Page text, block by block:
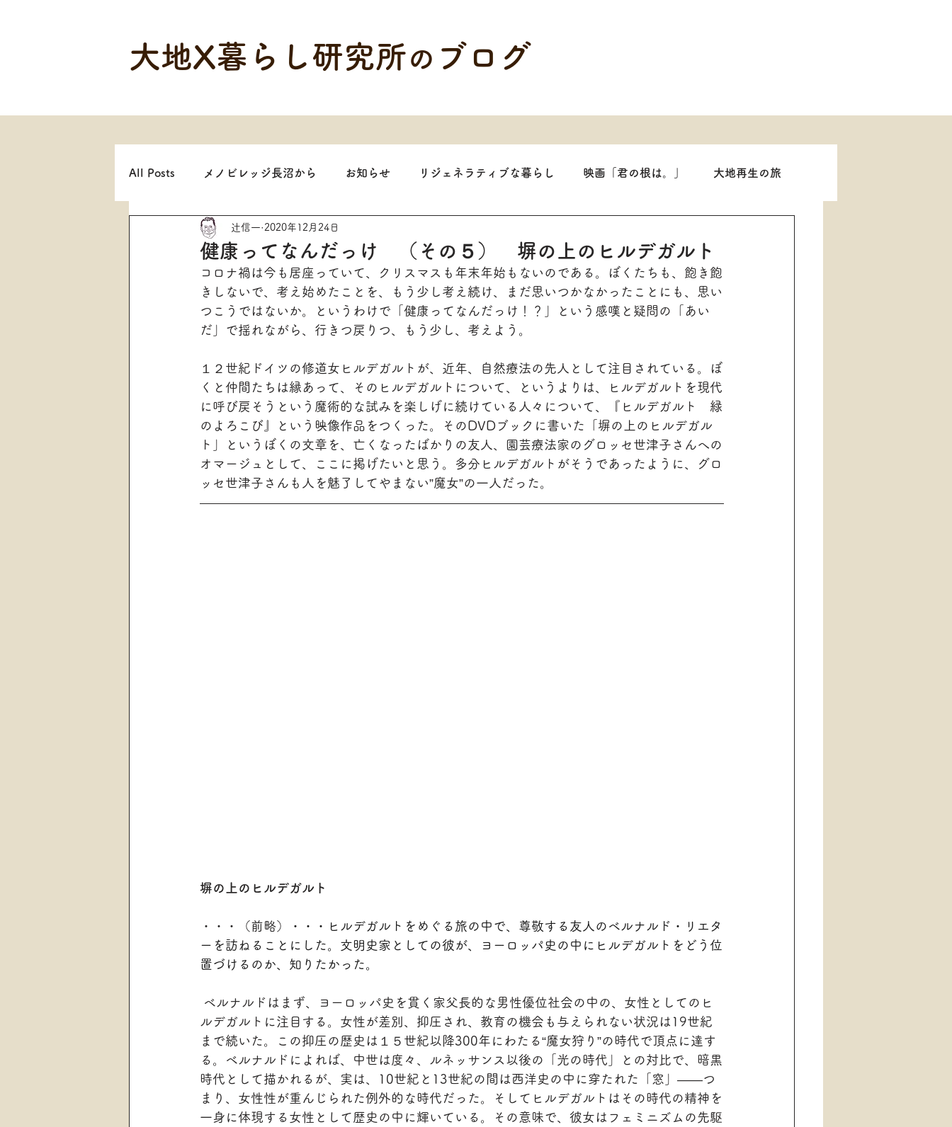
大地X暮らし研究所の ブログ
All Posts メノビレッジ長沼から お知らせ リジェネラティブな暮らし 映画「君の根は。」 大地再生の旅
健康ってなんだっけ （その５） 塀の上のヒルデガルト
辻信一 2020年12月24日
コロナ禍は今も居座っていて、クリスマスも年末年始もないのである。ぼくたちも、飽き飽
きしないで、考え始めたことを、もう少し考え続け、まだ思いつかなかったことにも、思い
つこうではないか。というわけで「健康ってなんだっけ！？」という感嘆と疑問の「あい
だ」で揺れながら、行きつ戻りつ、もう少し、考えよう。
１２世紀ドイツの修道女ヒルデガルトが、近年、自然療法の先人として注目されている。ぼ
くと仲間たちは縁あって、そのヒルデガルトについて、というよりは、ヒルデガルトを現代
に呼び戻そうという魔術的な試みを楽しげに続けている人々について、『ヒルデガルト　緑
のよろこび』という映像作品をつくった。そのDVDブックに書いた「塀の上のヒルデガル
ト」というぼくの文章を、亡くなったばかりの友人、園芸療法家のグロッセ世津子さんへの
オマージュとして、ここに掲げたいと思う。多分ヒルデガルトがそうであったように、グロ
ッセ世津子さんも人を魅了してやまない”魔女”の一人だった。
塀の上のヒルデガルト
・・・（前略）
・・・ヒルデガルトをめぐる旅の中で、尊敬する友人のベルナルド・リエタ
ーを訪ねることにした。文明史家としての彼が、ヨーロッパ史の中にヒルデガルトをどう位
置づけるのか、知りたかった。
ルデガルトに注目する。女性が差別、抑圧され、教育の機会も与えられない状況は19世紀
まで続いた。この抑圧の歴史は１５世紀以降300年にわたる“魔女狩り”の時代で頂点に達す
る。ベルナルドによれば、中世は度々、ルネッサンス以後の「光の時代」との対比で、暗黒
時代として描かれるが、実は、10世紀と13世紀の間は西洋史の中に穿たれた「窓」——つ
まり、女性性が重んじられた例外的な時代だった。そしてヒルデガルトはその時代の精神を
一身に体現する女性として歴史の中に輝いている。その意味で、彼女はフェミニズムの先駆